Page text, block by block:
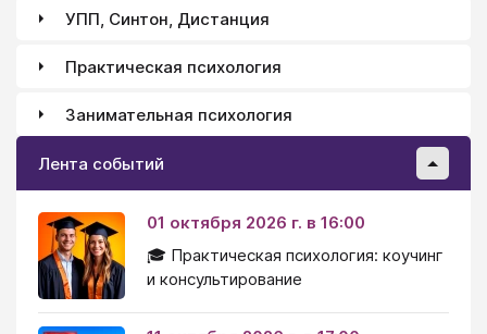
УПП, Синтон, Дистанция
Практическая психология
Занимательная психология
Лента событий
01 октября 2026 г. в 16:00
🎓 Практическая психология: коучинг
и консультирование